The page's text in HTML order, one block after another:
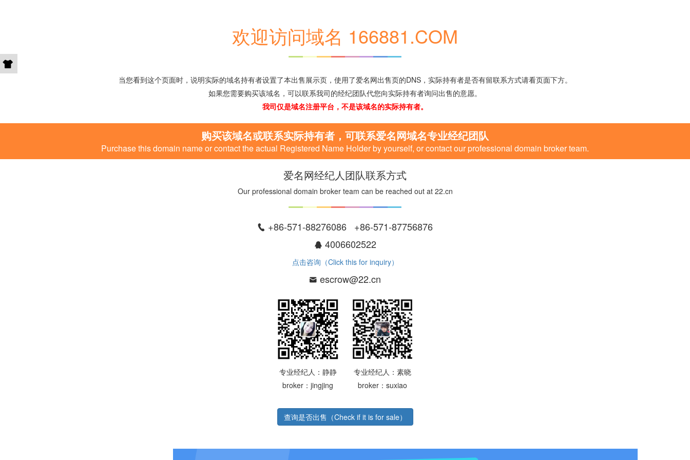
欢迎访问域名 166881.COM
当您看到这个页面时，说明实际的域名持有者设置了本出售展示页，使用了爱名网出售页的DNS，实际持有者是否有留联系方式请看页面下方。
如果您需要购买该域名，可以联系我司的经纪团队代您向实际持有者询问出售的意愿。
我司仅是域名注册平台，不是该域名的实际持有者。
购买该域名或联系实际持有者，可联系爱名网域名专业经纪团队
Purchase this domain name or contact the actual Registered Name Holder by yourself, or contact our professional domain broker team.
爱名网经纪人团队联系方式
Our professional domain broker team can be reached out at 22.cn
+86-571-88276086 +86-571-87756876
4006602522
点击咨询（Click this for inquiry）
escrow@22.cn
专业经纪人：静静
broker：jingjing
专业经纪人：素晓
broker：suxiao
查询是否出售（Check if it is for sale）